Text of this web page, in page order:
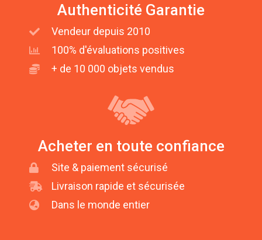
Authenticité Garantie
Vendeur depuis 2010
100% d'évaluations positives
+ de 10 000 objets vendus
Acheter en toute confiance
Site & paiement sécurisé
Livraison rapide et sécurisée
Dans le monde entier